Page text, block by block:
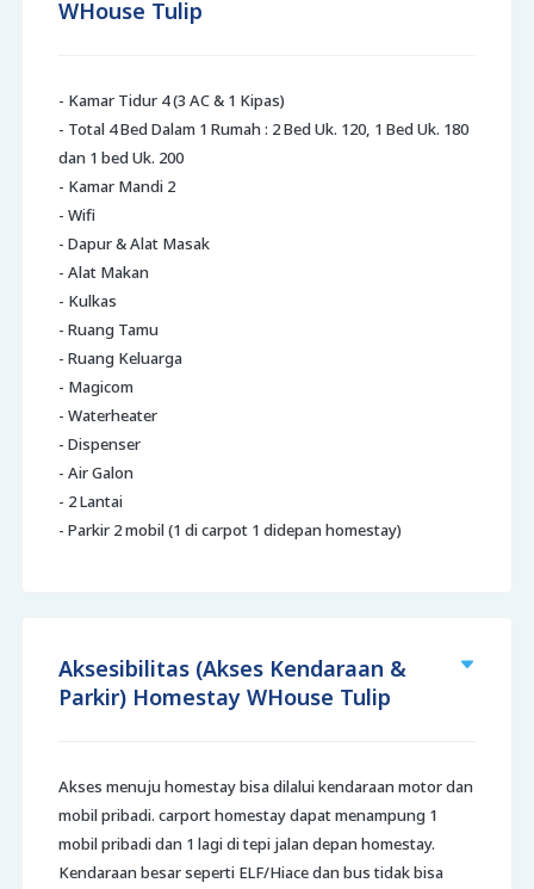
WHouse Tulip
- Kamar Tidur 4 (3 AC & 1 Kipas)
- Total 4 Bed Dalam 1 Rumah : 2 Bed Uk. 120, 1 Bed Uk. 180
dan 1 bed Uk. 200
- Kamar Mandi 2
- Wifi
- Dapur & Alat Masak
- Alat Makan
- Kulkas
- Ruang Tamu
- Ruang Keluarga
- Magicom
- Waterheater
- Dispenser
- Air Galon
- 2 Lantai
- Parkir 2 mobil (1 di carpot 1 didepan homestay)
Aksesibilitas (Akses Kendaraan &
Parkir) Homestay WHouse Tulip
Akses menuju homestay bisa dilalui kendaraan motor dan
mobil pribadi. carport homestay dapat menampung 1
mobil pribadi dan 1 lagi di tepi jalan depan homestay.
Kendaraan besar seperti ELF/Hiace dan bus tidak bisa